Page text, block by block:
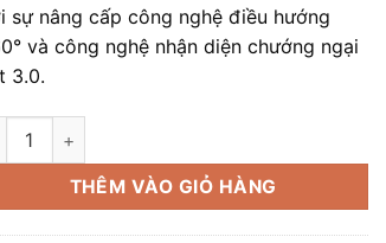
sự nâng cấp công nghệ điều hướng
và công nghệ nhận diện chướng ngại
3.0.
Hút Bụi Lau Nhà Roborock Saros 10 số lượng
THÊM VÀO GIỎ HÀNG